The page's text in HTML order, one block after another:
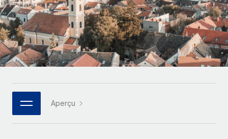
INFRASTRUCTURE
Intégration Remote
Intégrez vos RH aux flux de travail en toute simplicité
Plateforme
Des fonctions RH clés intégrées pour votre équipe
Connectez n'importe quel outil d’IA à Remote grâce à
notre MCP
Des solutions agiles et internationales pour les RH et la
paie des entreprises en pleine croissance
Entreprises intermédiaires
Développez vos équipes avec des solutions RH sur
mesure
Entreprise
Les RH à l’international pour les grandes entreprises
APPRENDRE AVEC REMOTE
Recherche et guides
Études de cas
Checklists et modèles
Descriptions de postes
Español
Italiano
Português (Portugal)
日本語
한국어
Aperçu